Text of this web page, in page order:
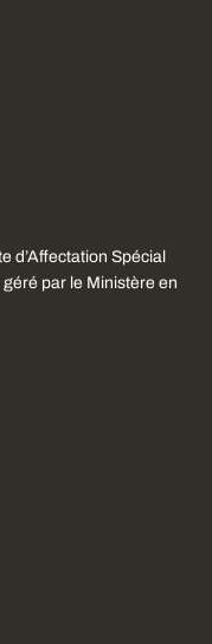
d’Affectation Spécial
par le Ministère en